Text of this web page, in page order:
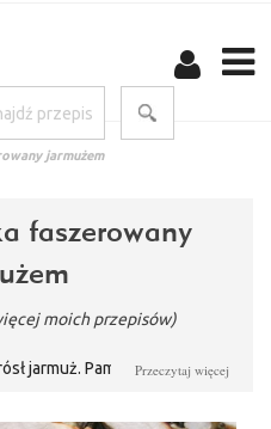
jarmużem
faszerowany
moich przepisów)
jarmuż. Pamiętam, że moja
dużo bardziej efektowne
Przeczytaj więcej